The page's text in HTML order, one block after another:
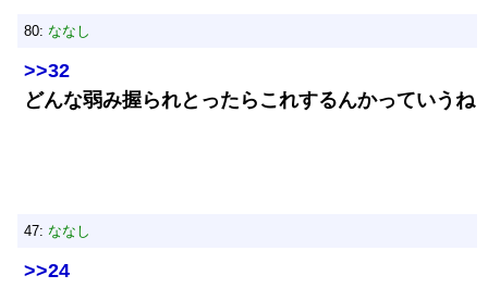
80: ななし
>>32
どんな弱み握られとったらこれするんかっていうね
47: ななし
>>24